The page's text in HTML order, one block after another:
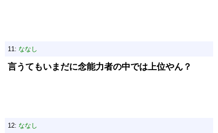
11: ななし
言うてもいまだに念能力者の中では上位やん？
12: ななし